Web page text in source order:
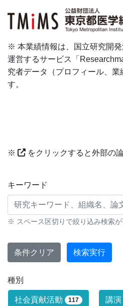
※ 本業績情報は、国立研究開
運営するサービス「
究者データ（プロフィール、業
す。
※ をクリックすると外部の
研究業績に対する検
キーワード
※ スペース区切りで絞り込み検索が
条件クリア 検索実行
種別
研究業績タイプによ
社会貢献活動 117 講